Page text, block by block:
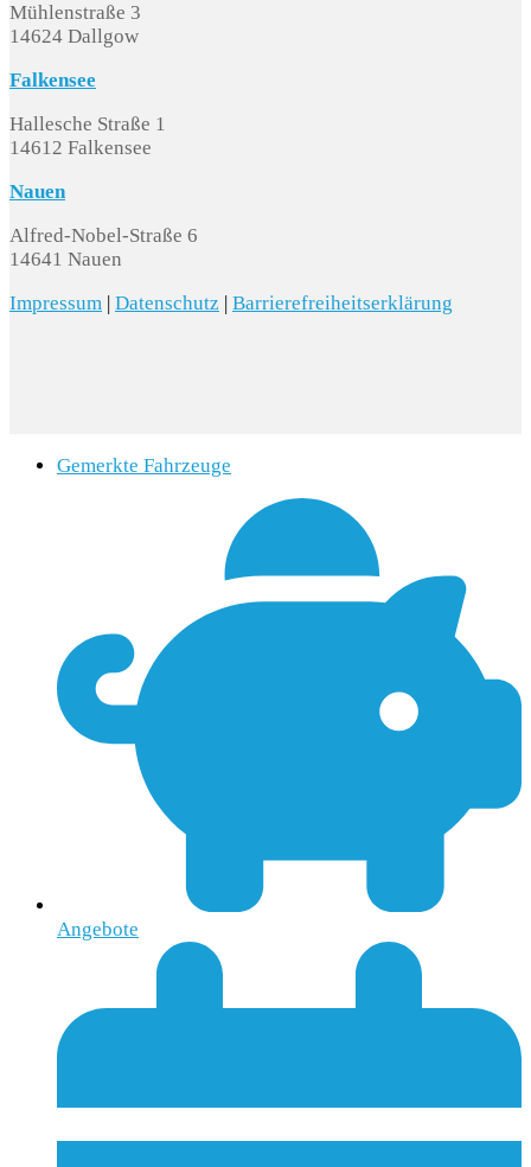
Mühlenstraße 3
14624 Dallgow
Falkensee
Hallesche Straße 1
14612 Falkensee
Nauen
Alfred-Nobel-Straße 6
14641 Nauen
Impressum | Datenschutz | Barrierefreiheitserklärung
Gemerkte Fahrzeuge
Angebote